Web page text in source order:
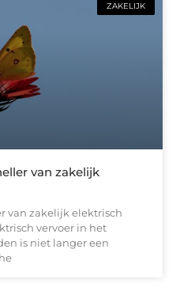
ZAKELIJK
van zakelijk
van zakelijk elektrisch
vervoer in het
is niet langer een